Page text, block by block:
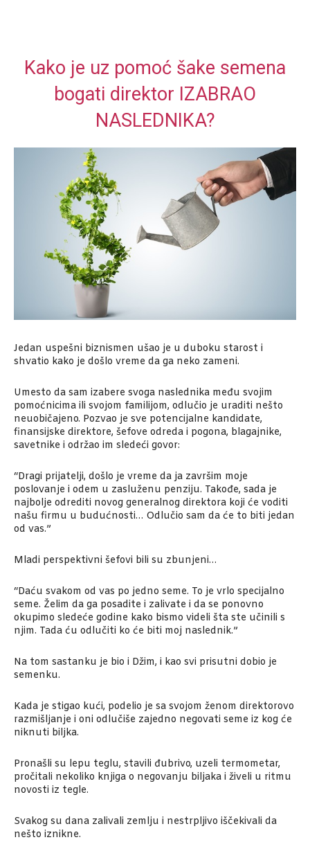
Kako je uz pomoć šake semena
bogati direktor IZABRAO
NASLEDNIKA?
Jedan uspešni biznismen ušao je u duboku starost i
shvatio kako je došlo vreme da ga neko zameni.
Umesto da sam izabere svoga naslednika među svojim
pomoćnicima ili svojom familijom, odlučio je uraditi nešto
neuobičajeno. Pozvao je sve potencijalne kandidate,
finansijske direktore, šefove odreda i pogona, blagajnike,
savetnike i održao im sledeći govor:
“Dragi prijatelji, došlo je vreme da ja završim moje
poslovanje i odem u zasluženu penziju. Takođe, sada je
najbolje odrediti novog generalnog direktora koji će voditi
našu firmu u budućnosti… Odlučio sam da će to biti jedan
od vas.”
Mladi perspektivni šefovi bili su zbunjeni…
“Daću svakom od vas po jedno seme. To je vrlo specijalno
seme. Želim da ga posadite i zalivate i da se ponovno
okupimo sledeće godine kako bismo videli šta ste učinili s
njim. Tada ću odlučiti ko će biti moj naslednik.”
Na tom sastanku je bio i Džim, i kao svi prisutni dobio je
semenku.
Kada je stigao kući, podelio je sa svojom ženom direktorovo
razmišljanje i oni odlučiše zajedno negovati seme iz kog će
niknuti biljka.
Pronašli su lepu teglu, stavili đubrivo, uzeli termometar,
pročitali nekoliko knjiga o negovanju biljaka i živeli u ritmu
novosti iz tegle.
Svakog su dana zalivali zemlju i nestrpljivo iščekivali da
nešto iznikne.